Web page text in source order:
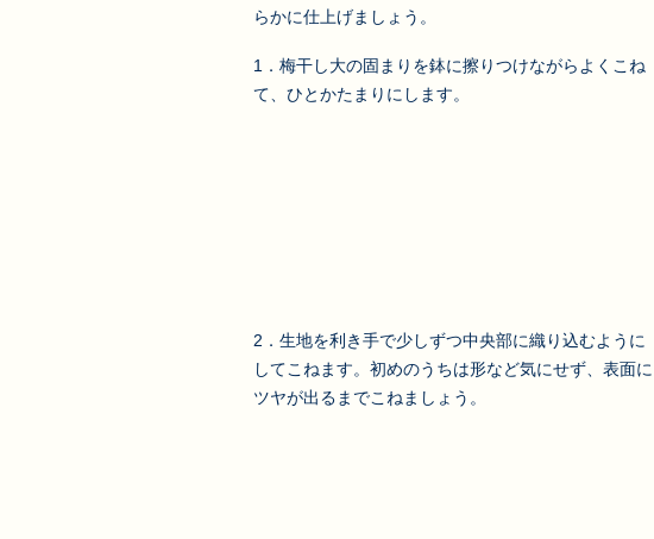
らかに仕上げましょう。
1．梅干し大の固まりを鉢に擦りつけながらよくこね
て、ひとかたまりにします。
2．生地を利き手で少しずつ中央部に織り込むように
してこねます。初めのうちは形など気にせず、表面に
ツヤが出るまでこねましょう。